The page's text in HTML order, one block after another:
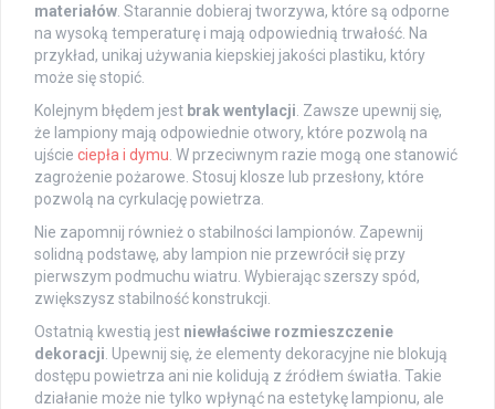
materiałów . Starannie dobieraj tworzywa, które są odporne
na wysoką temperaturę i mają odpowiednią trwałość. Na
przykład, unikaj używania kiepskiej jakości plastiku, który
może się stopić.
Kolejnym błędem jest brak wentylacji . Zawsze upewnij się,
że lampiony mają odpowiednie otwory, które pozwolą na
ujście ciepła i dymu . W przeciwnym razie mogą one stanowić
zagrożenie pożarowe. Stosuj klosze lub przesłony, które
pozwolą na cyrkulację powietrza.
Nie zapomnij również o stabilności lampionów. Zapewnij
solidną podstawę, aby lampion nie przewrócił się przy
pierwszym podmuchu wiatru. Wybierając szerszy spód,
zwiększysz stabilność konstrukcji.
Ostatnią kwestią jest niewłaściwe rozmieszczenie
dekoracji . Upewnij się, że elementy dekoracyjne nie blokują
dostępu powietrza ani nie kolidują z źródłem światła. Takie
działanie może nie tylko wpłynąć na estetykę lampionu, ale